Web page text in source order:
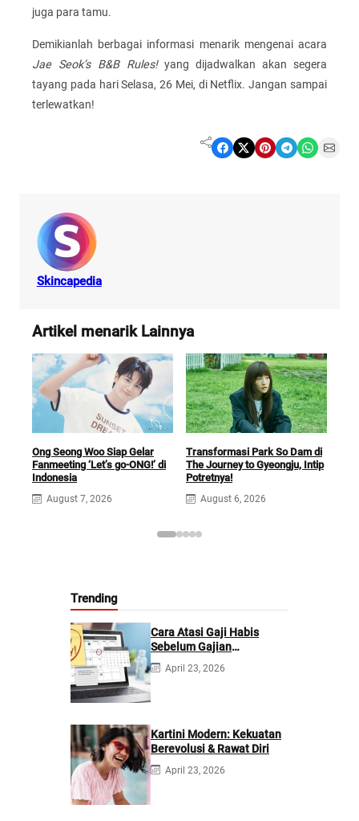
juga para tamu.
Demikianlah berbagai informasi menarik mengenai acara
Jae Seok’s B&B Rules!yang dijadwalkan akan segera
tayang pada hari Selasa, 26 Mei, di Netflix. Jangan sampai
terlewatkan!
Share on Facebook Share on X Share on Pinterest Share on Telegram Share on WhatsApp Share on Email
Skincapedia
Artikel menarik Lainnya
Ong Seong Woo Siap Gelar
Fanmeeting ‘Let’s go-ONG!’ di
Indonesia
August 7, 2026
Transformasi Park So Dam di
The Journey to Gyeongju, Intip
Potretnya!
August 6, 2026
Trending
Cara Atasi Gaji Habis
Sebelum Gajian
Berikutnya
April 23, 2026
Kartini Modern: Kekuatan
Berevolusi & Rawat Diri
April 23, 2026